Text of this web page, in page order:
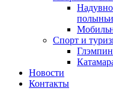
Спорт и
Новости
Контакты